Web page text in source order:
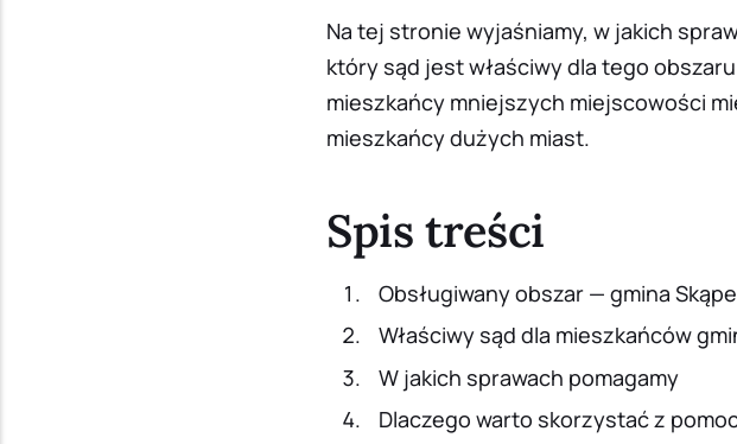
Na tej stronie wyjaśniamy, w jakich
który sąd jest właściwy dla tego
mieszkańcy mniejszych miejscowości
mieszkańcy dużych miast.
Spis treści
Obsługiwany obszar — gmina Skąpe
Właściwy sąd dla mieszkańców
W jakich sprawach pomagamy
Dlaczego warto skorzystać z